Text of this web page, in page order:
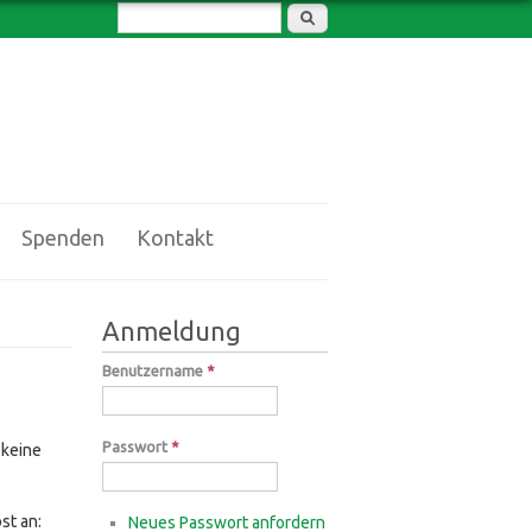
Suchformular
Spenden Kontakt
an:
Anmeldung
Benutzername *
Passwort*
Neues Passwort anfordern